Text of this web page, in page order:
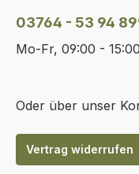
03764 - 53 94
Mo-Fr, 09:00 -
Oder über unser
Vertrag widerrufen